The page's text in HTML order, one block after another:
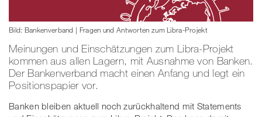
Bild: Bankenverband | Fragen und Antworten zum Libra-Projekt
Meinungen und Einschätzungen zum Libra-Projekt
kommen aus allen Lagern, mit Ausnahme von Banken.
Der Bankenverband macht einen Anfang und legt ein
Positionspapier vor.
Banken bleiben aktuell noch zurückhaltend mit Statements